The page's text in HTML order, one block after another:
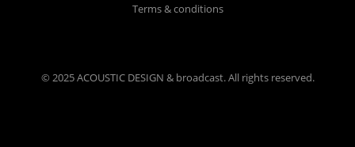
© 2025 ACOUSTIC DESIGN & broadcast. All rights reserved.
Terms & conditions